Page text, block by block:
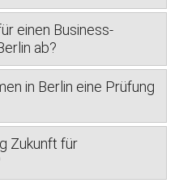
einen Business-
ab?
in Berlin eine Prüfung
Zukunft für